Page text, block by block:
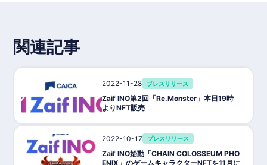
関連記事
2022-11-28 プレスリリース
Zaif INO第2回「Re.Monster」本日19時
よりNFT販売
2022-10-17 プレスリリース
Zaif INO始動「CHAIN COLOSSEUM PHO
ENIX」のゲームキャラクターNFTを11月に